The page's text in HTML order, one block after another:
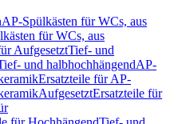
AP-Spülkästen für WCs, aus
für WCs, aus
AufgesetztTief- und
und halbhochhängendAP-
Ersatzteile für AP-
AufgesetztErsatzteile für